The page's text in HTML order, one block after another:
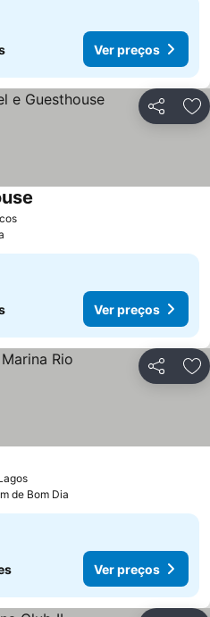
Ver preços
Partilhar
Ver preços
Partilhar
de Bom Dia
Ver preços